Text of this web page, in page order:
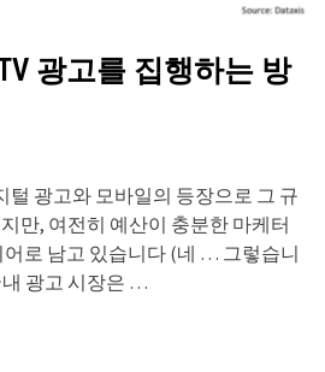
광고를 집행하는 방
털 광고와 모바일의 등장으로 그 규
만, 여전히 예산이 충분한 마케터
로 남고 있습니다 (네 … 그렇습니
광고 시장은 …